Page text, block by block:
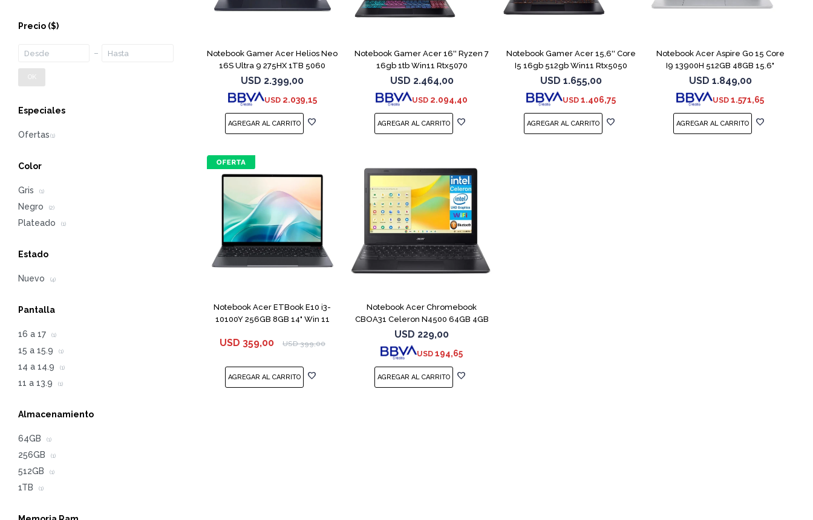
Notebook Gamer Acer Helios Neo
16S Ultra 9 275HX 1TB 5060
USD 2.399,00
USD 2.039,15
Notebook Gamer Acer 16'' Ryzen 7
16gb 1tb Win11 Rtx5070
USD 2.464,00
USD 2.094,40
Notebook Gamer Acer 15,6'' Core
I5 16gb 512gb Win11 Rtx5050
USD 1.655,00
USD 1.406,75
Notebook Acer Aspire Go 15 Core
I9 13900H 512GB 48GB 15.6"
USD 1.849,00
USD 1.571,65
Notebook Acer ETBook E10 i3-
10100Y 256GB 8GB 14" Win 11
USD 359,00 USD 399,00
Notebook Acer Chromebook
CBOA31 Celeron N4500 64GB 4GB
11.6"
USD 229,00
USD 194,65
Precio ($)
OK
Especiales
Color
Gris (1)
Negro (2)
Plateado (1)
Estado
Nuevo (4)
Pantalla
16 a 17 (1)
15 a 15.9 (1)
14 a 14.9 (1)
11 a 13.9 (1)
Almacenamiento
64GB (1)
256GB (1)
512GB (1)
1TB (1)